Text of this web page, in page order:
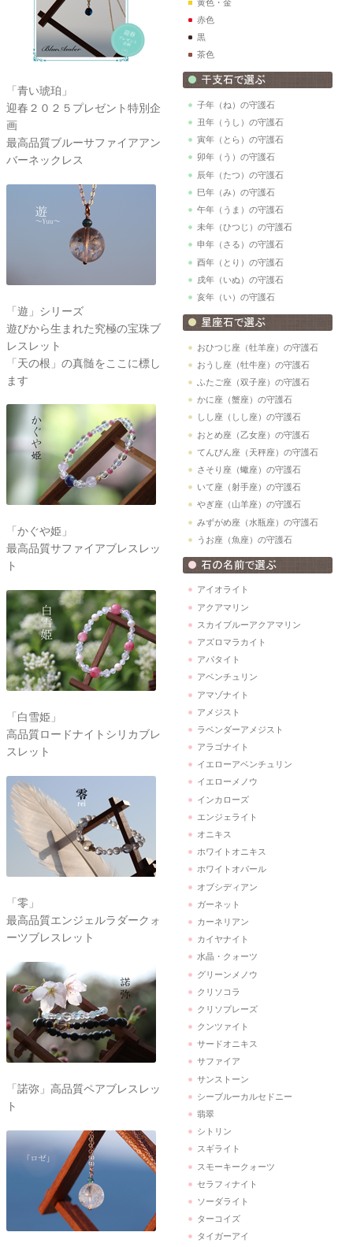
「青い琥珀」
迎春２０２５プレゼント特別企
画
最高品質ブルーサファイアアン
バーネックレス
「遊」シリーズ
遊びから生まれた究極の宝珠ブ
レスレット
「天の根」の真髄をここに標し
ます
「かぐや姫」
最高品質サファイアブレスレッ
ト
「白雪姫」
高品質ロードナイトシリカブレ
スレット
「零」
最高品質エンジェルラダークォ
ーツブレスレット
「諾弥」高品質ペアブレスレッ
ト
赤色
黒
茶色
子年（ね）の守護石
丑年（うし）の守護石
寅年（とら）の守護石
卯年（う）の守護石
辰年（たつ）の守護石
巳年（み）の守護石
午年（うま）の守護石
未年（ひつじ）の守護石
申年（さる）の守護石
酉年（とり）の守護石
戌年（いぬ）の守護石
亥年（い）の守護石
おひつじ座（牡羊座）の守護石
おうし座（牡牛座）の守護石
ふたご座（双子座）の守護石
かに座（蟹座）の守護石
しし座（しし座）の守護石
おとめ座（乙女座）の守護石
てんびん座（天秤座）の守護石
さそり座（蠍座）の守護石
いて座（射手座）の守護石
やぎ座（山羊座）の守護石
みずがめ座（水瓶座）の守護石
うお座（魚座）の守護石
アイオライト
アクアマリン
スカイブルーアクアマリン
アズロマラカイト
アパタイト
アベンチュリン
アマゾナイト
アメジスト
ラベンダーアメジスト
アラゴナイト
イエローアベンチュリン
イエローメノウ
インカローズ
エンジェライト
オニキス
ホワイトオニキス
ホワイトオパール
オブシディアン
ガーネット
カーネリアン
カイヤナイト
水晶・クォーツ
グリーンメノウ
クリソコラ
クリソプレーズ
クンツァイト
サードオニキス
サファイア
サンストーン
シーブルーカルセドニー
翡翠
シトリン
スギライト
スモーキークォーツ
セラフィナイト
ソーダライト
ターコイズ
タイガーアイ